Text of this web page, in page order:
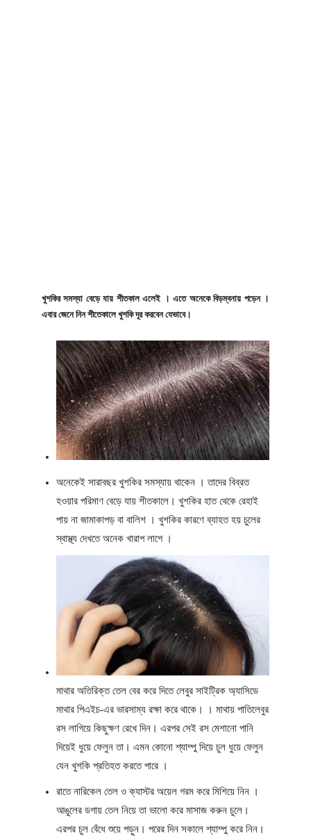
খুশকির সমস্যা বেড়ে যায় শীতকাল এলেই । এতে অনেকে বিড়ম্বনায় পড়েন ।
এবার জেনে নিন শীতেকালে খুশকি দূর করবেন যেভাবে।
অনেকেই সারাবছর খুশকির সমস্যায় থাকেন । তাদের বিব্রত
হওয়ার পরিমাণ বেড়ে যায় শীতকালে। খুশকির হাত থেকে রেহাই
পায় না জামাকাপড় বা বালিশ । খুশকির কারণে ব্যাহত হয় চুলের
স্বাস্থ্য দেখতে অনেক খারাপ লাগে ।
মাথার অতিরিক্ত তেল বের করে দিতে লেবুর সাইট্রিক অ্যাসিডে
মাথার পিএইচ-এর ভারসাম্য রক্ষা করে থাকে। । মাথায় পাতিলেবুর
রস লাগিয়ে কিছুক্ষণ রেখে দিন। এরপর সেই রস মেশানো পানি
দিয়েই ধুয়ে ফেলুন তা। এমন কোনো শ্যাম্পু দিয়ে চুল ধুয়ে ফেলুন
যেন খুশকি প্রতিহত করতে পারে ।
রাতে নারিকেল তেল ও ক্যাস্টর অয়েল গরম করে মিশিয়ে নিন ।
আঙুলের ডগায় তেল নিয়ে তা ভালো করে মাসাজ করুন চুলে।
এরপর চুল বেঁধে শুয়ে পড়ুন। পরের দিন সকালে শ্যাম্পু করে নিন।